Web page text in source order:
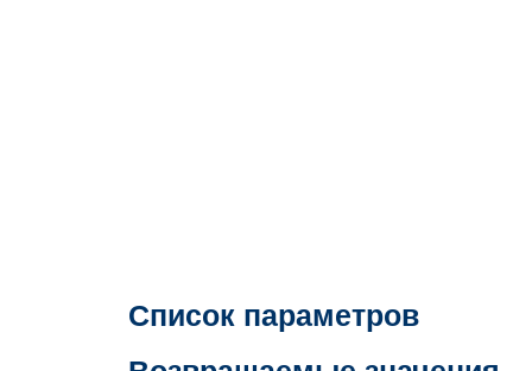
Список параметров